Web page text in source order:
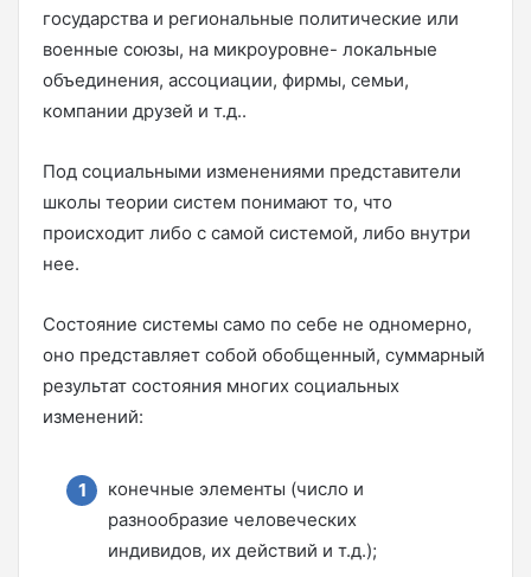
государства и региональные политические или
военные союзы, на микроуровне- локальные
объединения, ассоциации, фирмы, семьи,
компании друзей и т.д..
Под социальными изменениями представители
школы теории систем понимают то, что
происходит либо с самой системой, либо внутри
нее.
Состояние системы само по себе не одномерно,
оно представляет собой обобщенный, суммарный
результат состояния многих социальных
изменений:
конечные элементы (число и
разнообразие человеческих
индивидов, их действий и т.д.);